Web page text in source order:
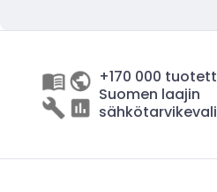
+170 000
Suomen laajin